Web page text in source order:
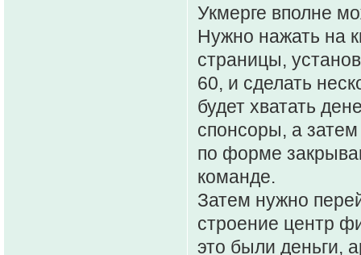
Укмерге вполне
Нужно нажать на
страницы,
60, и сделать
будет хватать
спонсоры, а затем
по форме
команде.
Затем нужно
строение центр
это были деньги,